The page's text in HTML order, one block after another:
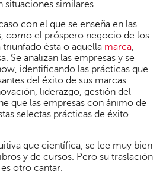
similares.
con el que se enseña en las
como el próspero negocio de los
ésta o aquella marca
Se analizan las empresas y se
identificando las prácticas que
del éxito de sus marcas
liderazgo, gestión del
que las empresas con ánimo de
selectas prácticas de éxito
que científica, se lee muy bien
y de cursos. Pero su traslación
otro cantar.